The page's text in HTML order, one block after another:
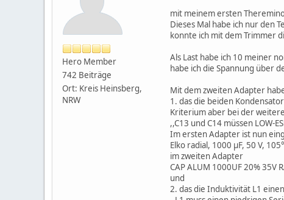
Hero Member
742 Beiträge
Ort: Kreis Heinsberg,
NRW
mit meinem ersten
Dieses Mal habe ich nur den
konnte ich mit dem Trimmer
Als Last habe ich 10 meiner
habe ich die Spannung über
Mit dem zweiten Adapter
1. das die beiden
Kriterium aber bei der
,,C13 und C14 müssen LOW-
Im ersten Adapter ist nun
Elko radial, 1000 µF, 50 V,
im zweiten Adapter
CAP ALUM 1000UF 20% 35V
und
2. das die Induktivität L1